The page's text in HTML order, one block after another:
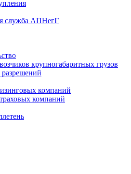
служба АПНегГ
крупногабаритных грузов
компаний
компаний